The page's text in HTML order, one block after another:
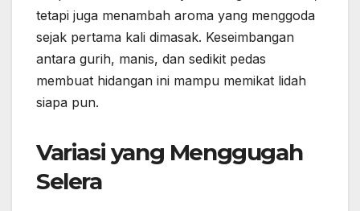
tetapi juga menambah aroma yang menggoda
sejak pertama kali dimasak. Keseimbangan
antara gurih, manis, dan sedikit pedas
membuat hidangan ini mampu memikat lidah
siapa pun.
Variasi yang Menggugah
Selera